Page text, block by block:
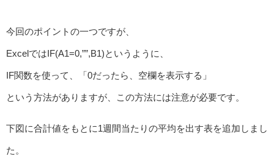
今回のポイントの一つですが、
ExcelではIF(A1=0,””,B1)というように、
IF関数を使って、「0だったら、空欄を表示する」
という方法がありますが、この方法には注意が必要です。
下図に合計値をもとに1週間当たりの平均を出す表を追加しまし
た。